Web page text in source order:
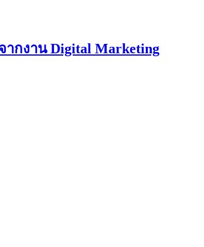
ากงาน Digital Marketing